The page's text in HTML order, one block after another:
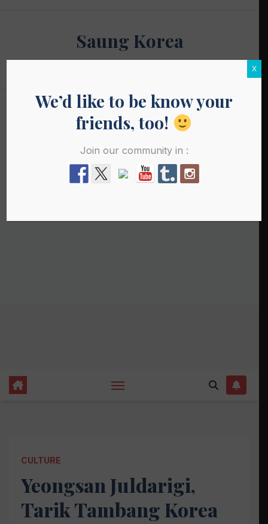
Saung Korea
CULTURE
Yeongsan Juldarigi,
Tarik Tambang Korea
We’d like to be know your
friends, too!
Join our community in :
X